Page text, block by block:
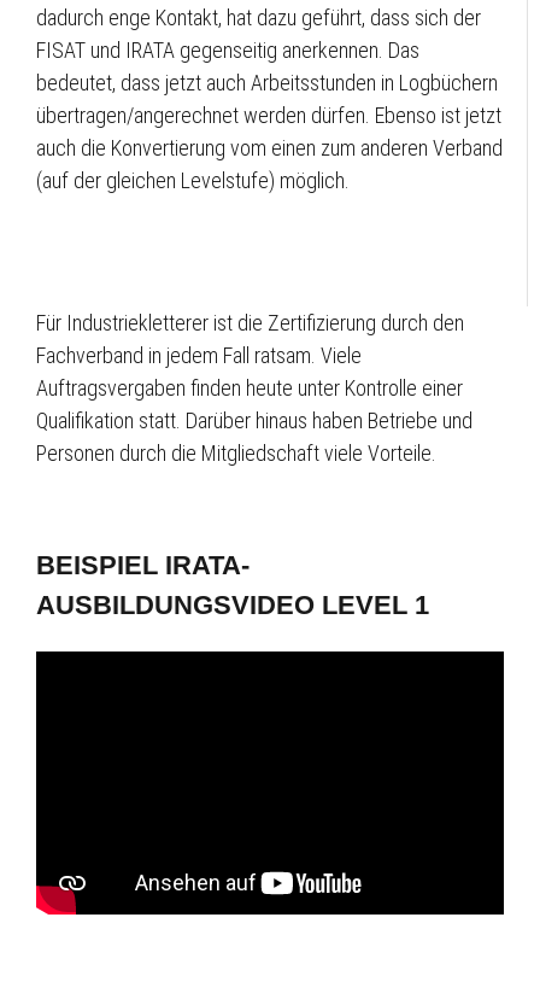
dadurch enge Kontakt, hat dazu geführt, dass sich der
FISAT und IRATA gegenseitig anerkennen. Das
bedeutet, dass jetzt auch Arbeitsstunden in Logbüchern
übertragen/angerechnet werden dürfen. Ebenso ist jetzt
auch die Konvertierung vom einen zum anderen Verband
(auf der gleichen Levelstufe) möglich.
Für Industriekletterer ist die Zertifizierung durch den
Fachverband in jedem Fall ratsam. Viele
Auftragsvergaben finden heute unter Kontrolle einer
Qualifikation statt. Darüber hinaus haben Betriebe und
Personen durch die Mitgliedschaft viele Vorteile.
BEISPIEL IRATA-
AUSBILDUNGSVIDEO LEVEL 1